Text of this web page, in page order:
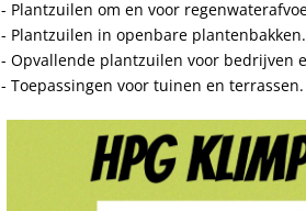
- Plantzuilen om en voor
- Plantzuilen in openbare plantenbakken.
- Opvallende plantzuilen voor bedrijven
- Toepassingen voor tuinen en terrassen.